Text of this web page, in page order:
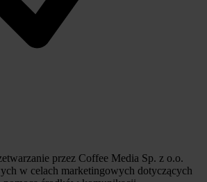
przez Coffee Media Sp. z o.o.
w celach marketingowych dotyczących